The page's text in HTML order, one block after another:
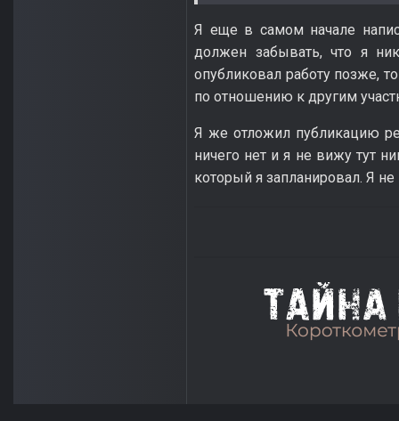
Я еще в самом начале
должен забывать, что я
опубликовал работу позже,
по отношению к другим
Я же отложил публикацию
ничего нет и я не вижу тут
который я запланировал. Я